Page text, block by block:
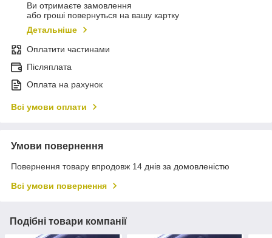
Ви отримаєте замовлення
або гроші повернуться на вашу картку
Детальніше
Оплатити частинами
Післяплата
Оплата на рахунок
Всі умови оплати
Умови повернення
Повернення товару впродовж 14 днів за домовленістю
Всі умови повернення
Подібні товари компанії